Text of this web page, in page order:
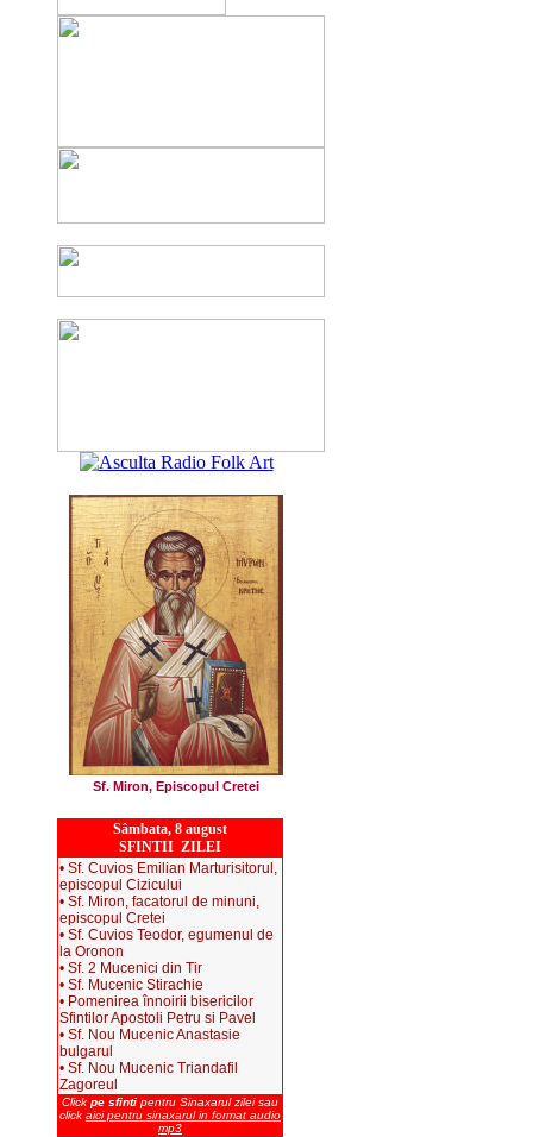
Sf. Miron, Episcopul Cretei
Sâmbata, 8 august
SFINTII ZILEI
• Sf. Cuvios Emilian Marturisitorul,
episcopul Cizicului
• Sf. Miron, facatorul de minuni,
episcopul Cretei
• Sf. Cuvios Teodor, egumenul de
la Oronon
• Sf. 2 Mucenici din Tir
• Sf. Mucenic Stirachie
• Pomenirea înnoirii bisericilor
Sfintilor Apostoli Petru si Pavel
• Sf. Nou Mucenic Anastasie
bulgarul
• Sf. Nou Mucenic Triandafil
Zagoreul
Click pe sfinti pentru Sinaxarul zilei sau
click aici pentru sinaxarul in format audio
mp3